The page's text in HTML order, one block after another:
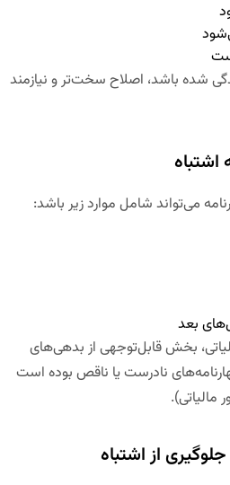
شده باشد، اصلاح سخت‌تر و نیازمند
اشتباه
می‌تواند شامل موارد زیر باشد:
بعد
بخش قابل‌توجهی از بدهی‌های
نادرست یا ناقص بوده است
مالیاتی).
از اشتباه